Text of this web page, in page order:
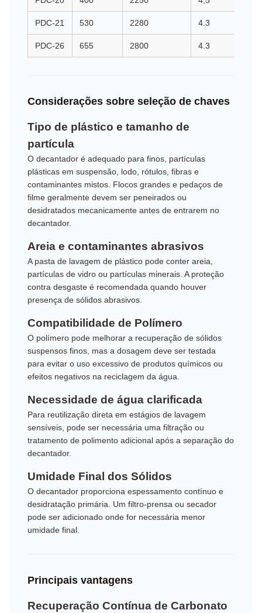
PDC-21 530 2280 4.3
PDC-26 655 2800 4.3
Considerações sobre seleção de chaves
Tipo de plástico e tamanho de
partícula
O decantador é adequado para finos, partículas
plásticas em suspensão, lodo, rótulos, fibras e
contaminantes mistos. Flocos grandes e pedaços de
filme geralmente devem ser peneirados ou
desidratados mecanicamente antes de entrarem no
decantador.
Areia e contaminantes abrasivos
A pasta de lavagem de plástico pode conter areia,
partículas de vidro ou partículas minerais. A proteção
contra desgaste é recomendada quando houver
presença de sólidos abrasivos.
Compatibilidade de Polímero
O polímero pode melhorar a recuperação de sólidos
suspensos finos, mas a dosagem deve ser testada
para evitar o uso excessivo de produtos químicos ou
efeitos negativos na reciclagem da água.
Necessidade de água clarificada
Para reutilização direta em estágios de lavagem
sensíveis, pode ser necessária uma filtração ou
tratamento de polimento adicional após a separação do
decantador.
Umidade Final dos Sólidos
O decantador proporciona espessamento contínuo e
desidratação primária. Um filtro-prensa ou secador
pode ser adicionado onde for necessária menor
umidade final.
Principais vantagens
Recuperação Contínua de Carbonato